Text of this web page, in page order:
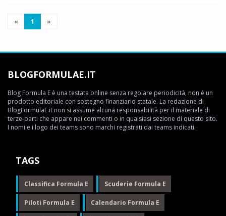
« 1 »
BLOGFORMULAE.IT
Blog Formula E è una testata online senza regolare periodicità, non è un
prodotto editoriale con sostegno finanziario statale. La redazione di
BlogFormulaE.it non si assume alcuna responsabilità per il materiale di
terze-parti che appare nei commenti o in qualsiasi sezione di questo sito.
I nomi e i logo dei teams sono marchi registrati dai teams indicati.
TAGS
Classifica Formula E Scuderie Formula E
Piloti Formula E Calendario Formula E